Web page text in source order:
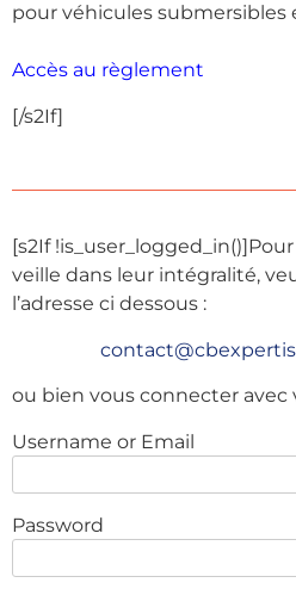
pour véhicules submersibles
Accès au règlement
[/s2If]
[s2If !is_user_logged_in()]
veille dans leur intégralité,
l’adresse ci dessous :
ou bien vous connecter avec
Username or Email
Password